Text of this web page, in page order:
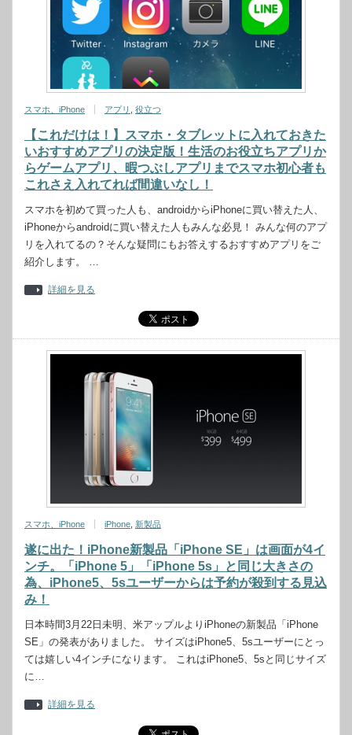
スマホ、iPhone アプリ 役立つ
【これだけは！】スマホ・タブレットに入れておきた
いおすすめアプリの決定版！生活のお役立ちアプリか
らゲームアプリ、暇つぶしアプリまでスマホ初心者も
これさえ入れてれば間違いなし！
スマホを初めて買った人も、androidからiPhoneに買い替えた人、
iPhoneからandroidに買い替えた人もみんな必見！ みんな何のアプ
リを入れてるの？そんな疑問にもお答えするおすすめアプリをご
紹介します。 …
詳細を見る
スマホ、iPhone iPhone 新製品
遂に出た！iPhone新製品「iPhone SE」は画面が4イ
ンチ。「iPhone 5」「iPhone 5s」と同じ大きさの
為、iPhone5、5sユーザーからは予約が殺到する見込
み！
日本時間3月22日未明、米アップルよりiPhoneの新製品「iPhone
SE」の発表がありました。 サイズはiPhone5、5sユーザーにとっ
ては嬉しい4インチになります。 これはiPhone5、5sと同じサイズ
に…
詳細を見る